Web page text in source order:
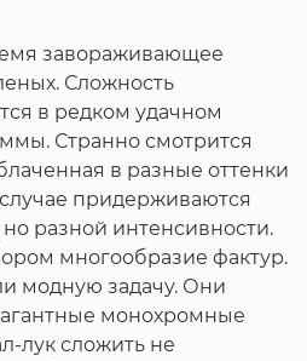
завораживающее
Сложность
в редком удачном
Странно смотрится
в разные оттенки
придерживаются
разной интенсивности.
многообразие фактур.
модную задачу. Они
монохромные
лук сложить не